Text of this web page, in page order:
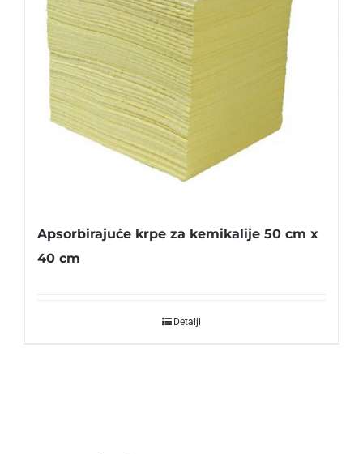
Apsorbirajuće krpe za kemikalije 50 cm x
40 cm
Detalji